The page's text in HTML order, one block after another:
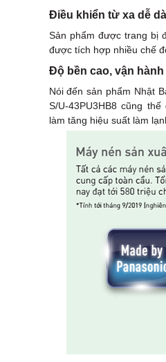
Điều khiển từ xa dễ
Sản phẩm được trang bị
được tích hợp nhiều chế
Độ bền cao, vận hành
Nói đến sản phẩm Nhật
S/U-43PU3HB8 cũng
làm tăng hiệu suất làm